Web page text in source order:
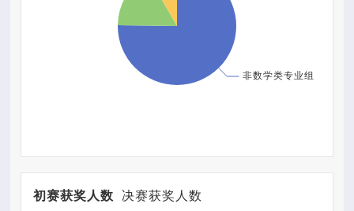
初赛获奖人数 决赛获奖人数